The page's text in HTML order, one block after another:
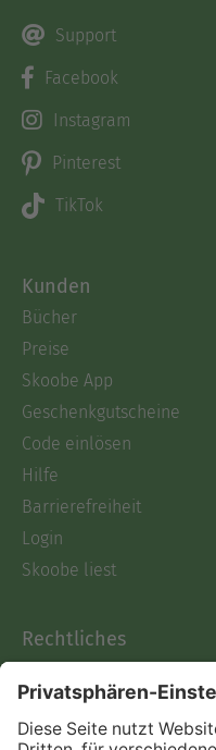
Support
Facebook
Instagram
Pinterest
TikTok
Kunden
Bücher
Preise
Skoobe App
Geschenkgutscheine
Code einlösen
Hilfe
Barrierefreiheit
Login
Skoobe liest
Rechtliches
AGB
Informationen nach Data